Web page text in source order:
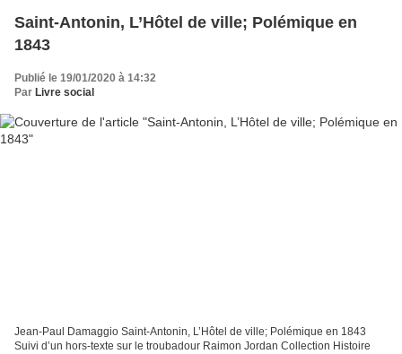
Saint-Antonin, L’Hôtel de ville; Polémique en
1843
Publié le 19/01/2020 à 14:32
Par Livre social
Jean-Paul Damaggio Saint-Antonin, L’Hôtel de ville; Polémique en 1843
Suivi d’un hors-texte sur le troubadour Raimon Jordan Collection Histoire